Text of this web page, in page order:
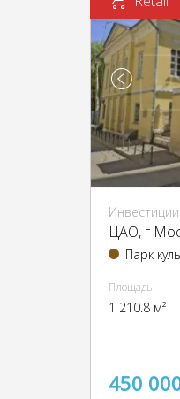
ЦАО, г
Парк
Площадь
1 210.8 м²
450